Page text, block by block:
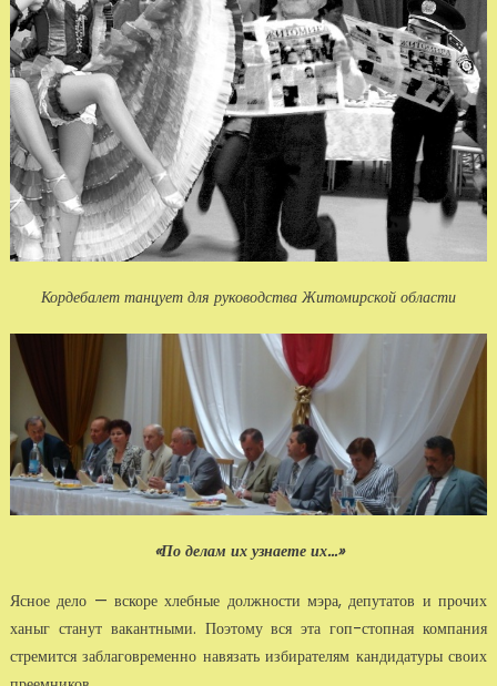
Кордебалет танцует для руководства Житомирской области
«По делам их узнаете их...»
Ясное дело — вскоре хлебные должности мэра, депутатов и прочих
ханыг станут вакантными. Поэтому вся эта гоп-стопная компания
стремится заблаговременно навязать избирателям кандидатуры своих